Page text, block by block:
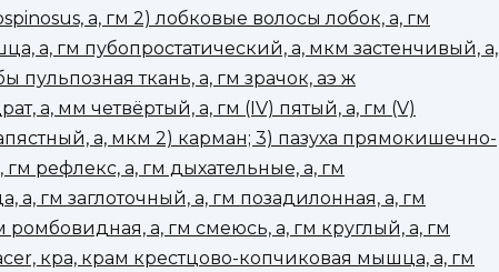
а, гм 2) лобковые волосы лобок, а, гм
а, гм пубопростатический, а, мкм застенчивый, а,
пульпозная ткань, а, гм зрачок, аэ ж
а, мм четвёртый, а, гм (IV) пятый, а, гм (V)
а, мкм 2) карман; 3) пазуха прямокишечно-
рефлекс, а, гм дыхательные, а, гм
гм заглоточный, а, гм позадилонная, а, гм
а, гм смеюсь, а, гм круглый, а, гм
кра, крам крестцово-копчиковая мышца, а, гм